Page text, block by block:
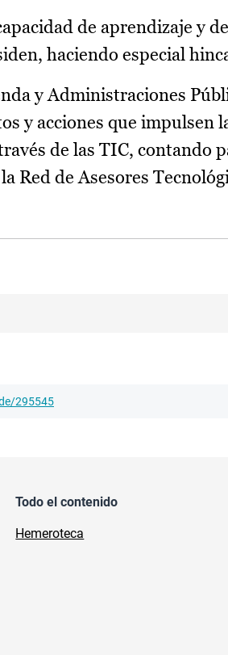
de aprendizaje y
haciendo especial
y Administraciones
y acciones que impulsen
de las TIC, contando
Red de Asesores
295545
Todo el contenido
Hemeroteca